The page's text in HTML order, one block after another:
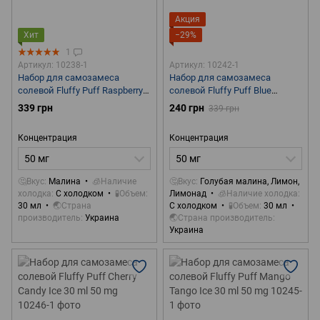
Хит
1
Артикул: 10238-1
Набор для самозамеса
солевой Fluffy Puff Raspberry
Ice 30 ml 50 mg
339 грн
Концентрация
50 мг
🤔Вкус Малина
🧊Наличие
холодка С холодком
🧪Объем
30 мл
🌏Страна
производитель Украина
Акция
−29%
Артикул: 10242-1
Набор для самозамеса
солевой Fluffy Puff Blue
Raspberry Lemonade Ice 30 ml
50 mg
240 грн 339 грн
Концентрация
50 мг
🤔Вкус Голубая малина, Лимон,
Лимонад
🧊Наличие холодка
С холодком
🧪Объем 30 мл
🌏Страна производитель
Украина